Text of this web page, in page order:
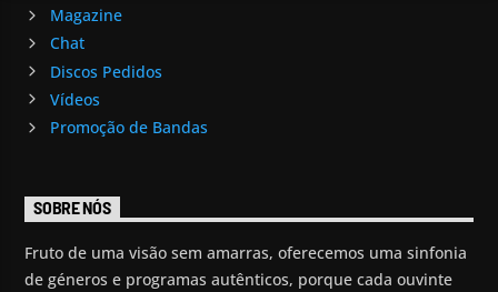
Magazine
Chat
Discos Pedidos
Vídeos
Promoção de Bandas
SOBRE NÓS
Fruto de uma visão sem amarras, oferecemos uma sinfonia
de géneros e programas autênticos, porque cada ouvinte